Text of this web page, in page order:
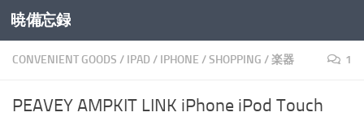
コンテンツへスキップ
暁備忘録
CONVENIENT GOODS / IPAD / IPHONE /SHOPPING /楽器 1
PEAVEY AMPKIT LINK iPhone iPod Touch